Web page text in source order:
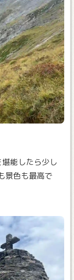
能したら少し
景色も最高で